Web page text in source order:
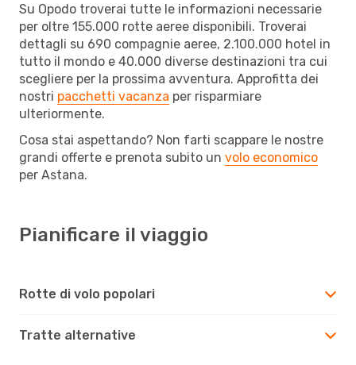
Su Opodo troverai tutte le informazioni necessarie
per oltre 155.000 rotte aeree disponibili. Troverai
dettagli su 690 compagnie aeree, 2.100.000 hotel in
tutto il mondo e 40.000 diverse destinazioni tra cui
scegliere per la prossima avventura. Approfitta dei
nostri pacchetti vacanza per risparmiare
ulteriormente.
Cosa stai aspettando? Non farti scappare le nostre
grandi offerte e prenota subito un volo economico
per Astana.
Pianificare il viaggio
Rotte di volo popolari
Tratte alternative